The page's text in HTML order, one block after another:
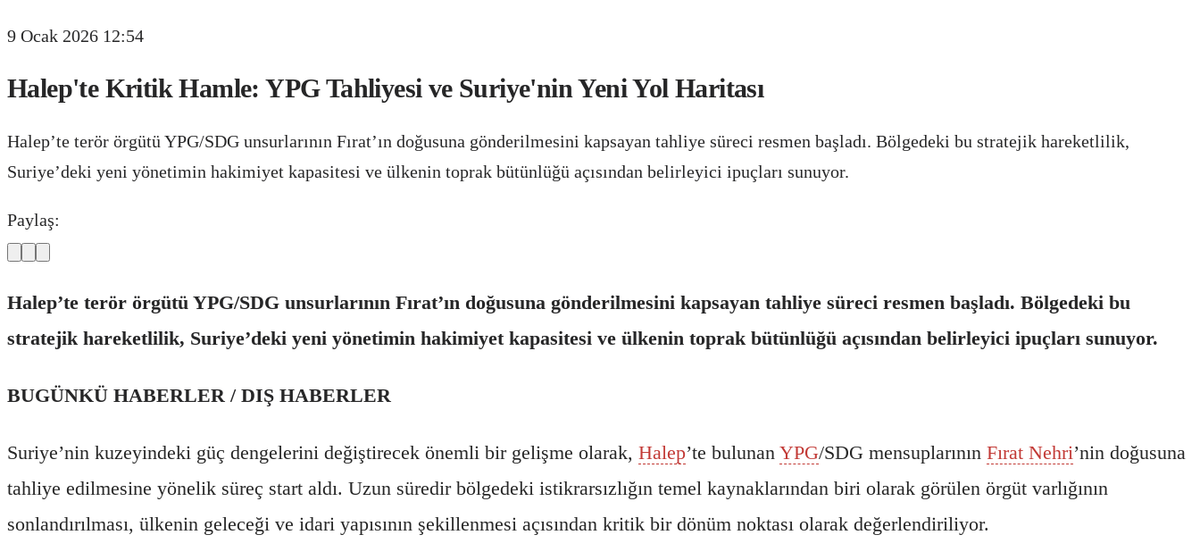
9 Ocak 2026 12:54
Halep'te Kritik Hamle: YPG Tahliyesi ve Suriye'nin Yeni Yol Haritası
Halep’te terör örgütü YPG/SDG unsurlarının Fırat’ın doğusuna gönderilmesini kapsayan tahliye süreci resmen başladı. Bölgedeki bu stratejik hareketlilik,
Suriye’deki yeni yönetimin hakimiyet kapasitesi ve ülkenin toprak bütünlüğü açısından belirleyici ipuçları sunuyor.
Paylaş:
Halep’te terör örgütü YPG/SDG unsurlarının Fırat’ın doğusuna gönderilmesini kapsayan tahliye süreci resmen başladı. Bölgedeki bu
stratejik hareketlilik, Suriye’deki yeni yönetimin hakimiyet kapasitesi ve ülkenin toprak bütünlüğü açısından belirleyici ipuçları sunuyor.
BUGÜNKÜ HABERLER / DIŞ HABERLER
Suriye’nin kuzeyindeki güç dengelerini değiştirecek önemli bir gelişme olarak, Halep’te bulunan YPG/SDG mensuplarının Fırat Nehri’nin doğusuna
tahliye edilmesine yönelik süreç start aldı. Uzun süredir bölgedeki istikrarsızlığın temel kaynaklarından biri olarak görülen örgüt varlığının
sonlandırılması, ülkenin geleceği ve idari yapısının şekillenmesi açısından kritik bir dönüm noktası olarak değerlendiriliyor.